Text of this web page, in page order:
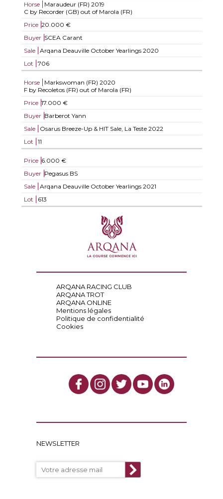
Horse
Maraudeur (FR) 2019
C by Recorder (GB) out of Marola (FR)
Price 20.000 €
Buyer SCEA Carant
Sale
Arqana Deauville October Yearlings 2020
Lot
706
Horse Markswoman (FR) 2020
F by Recoletos (FR) out of Marola (FR)
Price 17.000 €
Buyer Barberot Yann
Sale
Osarus Breeze-Up & HIT Sale, La Teste 2022
Lot
11
Price 6.000 €
Buyer Pegasus BS
Sale
Arqana Deauville October Yearlings 2021
Lot
613
ARQANA RACING CLUB
ARQANA TROT
ARQANA ONLINE
Mentions légales
Politique de confidentialité
Cookies
NEWSLETTER